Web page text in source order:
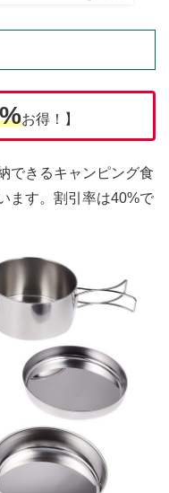
お得！】
できるキャンピング食
ます。割引率は40%で